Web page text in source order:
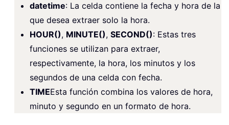
datetime: La celda contiene la fecha y hora de la
que desea extraer solo la hora.
HOUR(), MINUTE(), SECOND(): Estas tres
funciones se utilizan para extraer,
respectivamente, la hora, los minutos y los
segundos de una celda con fecha.
TIMEEsta función combina los valores de hora,
minuto y segundo en un formato de hora.